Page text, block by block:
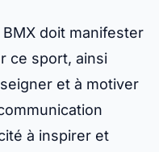
doit manifester
ce sport, ainsi
et à motiver
à inspirer et